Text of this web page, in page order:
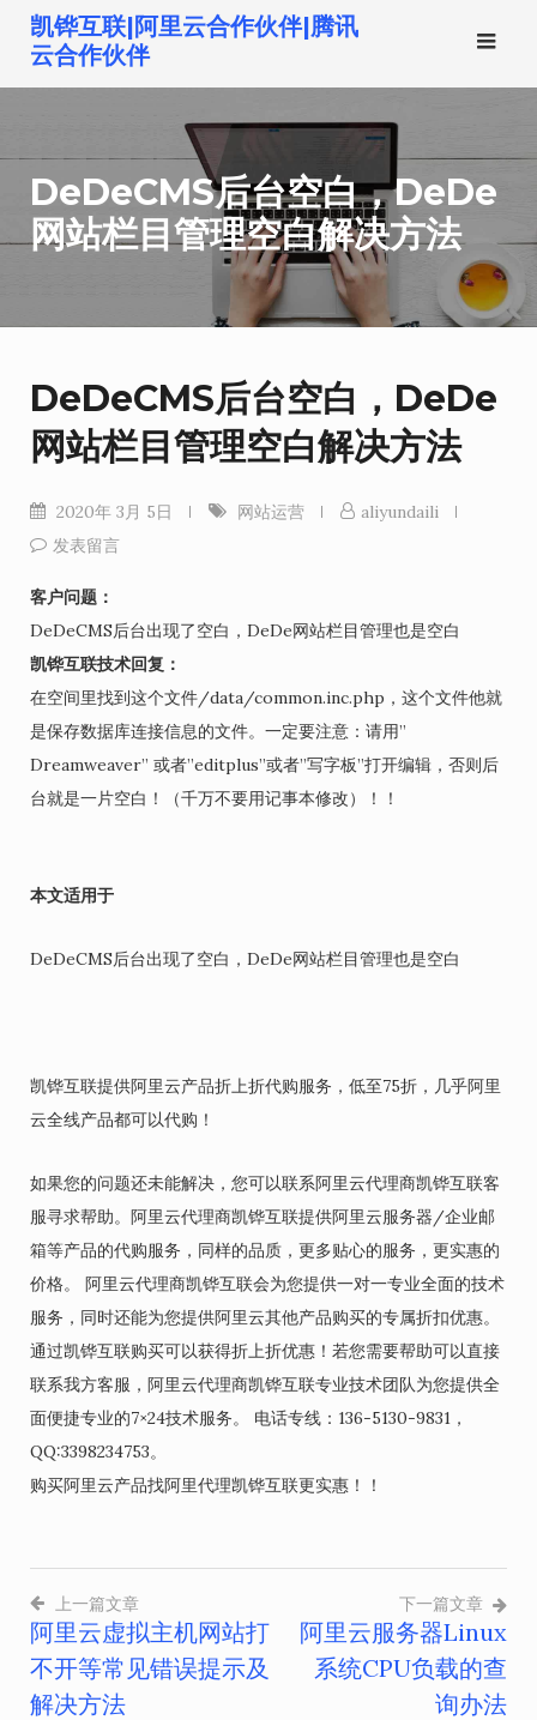
到
凯铧互联|阿里云合作伙伴|腾讯
云合作伙伴
DeDeCMS后台空白，DeDe
网站栏目管理空白解决方法
DeDeCMS后台空白，DeDe
网站栏目管理空白解决方法
2020年 3月 5日 网站运营
aliyundaili
发表留言
客户问题：
DeDeCMS后台出现了空白，DeDe网站栏目管理也是空白
凯铧互联技术回复：
在空间里找到这个文件/data/common.inc.php，这个文件他就
是保存数据库连接信息的文件。一定要注意：请用”
Dreamweaver” 或者”editplus”或者”写字板”打开编辑，否则后
台就是一片空白！（千万不要用记事本修改）！！
本文适用于
DeDeCMS后台出现了空白，DeDe网站栏目管理也是空白
凯铧互联提供阿里云产品折上折代购服务，低至75折，几乎阿里
云全线产品都可以代购！
如果您的问题还未能解决，您可以联系阿里云代理商凯铧互联客
服寻求帮助。阿里云代理商凯铧互联提供阿里云服务器/企业邮
箱等产品的代购服务，同样的品质，更多贴心的服务，更实惠的
价格。 阿里云代理商凯铧互联会为您提供一对一专业全面的技术
服务，同时还能为您提供阿里云其他产品购买的专属折扣优惠。
通过凯铧互联购买可以获得折上折优惠！若您需要帮助可以直接
联系我方客服，阿里云代理商凯铧互联专业技术团队为您提供全
面便捷专业的7×24技术服务。 电话专线：136-5130-9831，
QQ:3398234753。
购买阿里云产品找阿里代理凯铧互联更实惠！！
文
章
上一篇文章
阿里云虚拟主机网站打
不开等常见错误提示及
解决方法
下一篇文章
阿里云服务器Linux
系统CPU负载的查
询办法